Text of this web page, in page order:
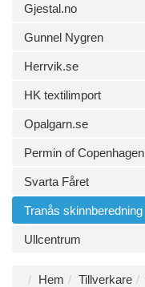
Gjestal.no
Gunnel Nygren
Herrvik.se
HK textilimport
Opalgarn.se
Permin of Copenhagen
Svarta Fåret
Tranås skinnberedning
Ullcentrum
Hem Tillverkare